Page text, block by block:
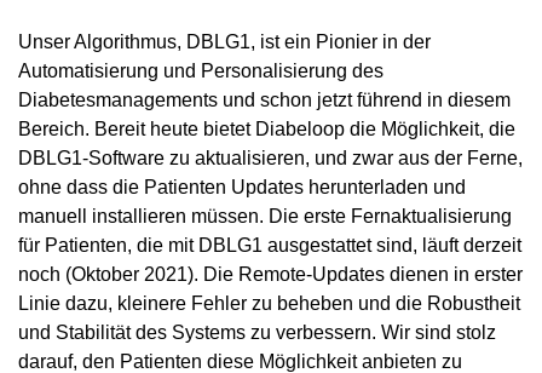
Unser Algorithmus, DBLG1, ist ein Pionier in der
Automatisierung und Personalisierung des
Diabetesmanagements und schon jetzt führend in diesem
Bereich. Bereit heute bietet Diabeloop die Möglichkeit, die
DBLG1-Software zu aktualisieren, und zwar aus der Ferne,
ohne dass die Patienten Updates herunterladen und
manuell installieren müssen. Die erste Fernaktualisierung
für Patienten, die mit DBLG1 ausgestattet sind, läuft derzeit
noch (Oktober 2021). Die Remote-Updates dienen in erster
Linie dazu, kleinere Fehler zu beheben und die Robustheit
und Stabilität des Systems zu verbessern. Wir sind stolz
darauf, den Patienten diese Möglichkeit anbieten zu